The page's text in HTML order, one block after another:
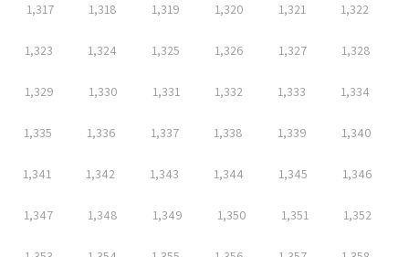
1,317 1,318 1,319 1,320 1,321 1,322
1,323 1,324 1,325 1,326 1,327 1,328
1,329 1,330 1,331 1,332 1,333 1,334
1,335 1,336 1,337 1,338 1,339 1,340
1,341 1,342 1,343 1,344 1,345 1,346
1,347 1,348 1,349 1,350 1,351 1,352